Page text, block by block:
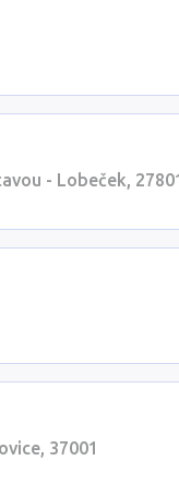
- Lobeček,
37001